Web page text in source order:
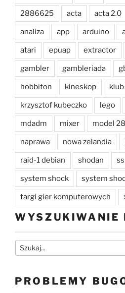
2886625 acta acta 2.0
analiza app arduino
atari epuap extractor
gambler gambleriada
hobbiton kineskop klub
krzysztof kubeczko lego
mdadm mixer model
naprawa nowa zelandia
raid-1 debian shodan
system shock system
targi gier komputerowych
WYSZUKIWANIE
PROBLEMY